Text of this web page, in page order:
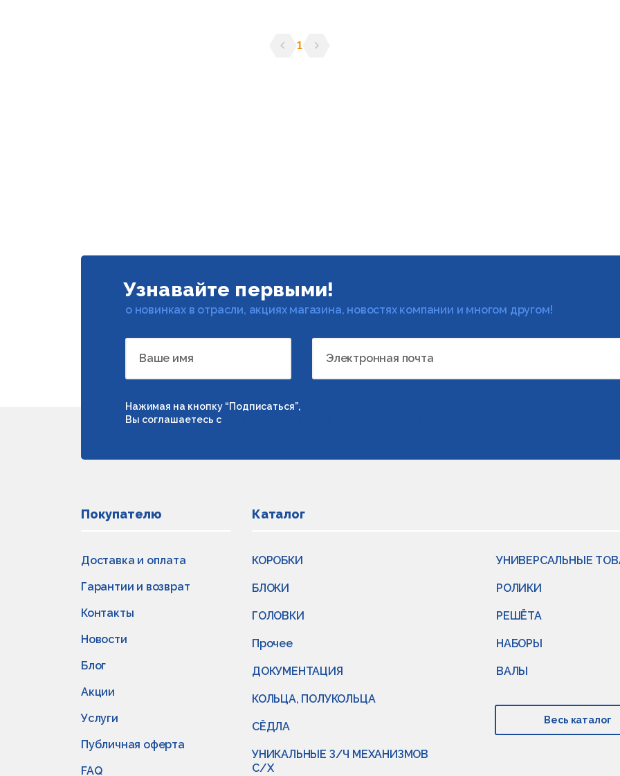
1
Узнавайте первыми!
о новинках в отрасли, акциях магазина, новостях компании и многом другом!
Ваше имя Электронная почта
Нажимая на кнопку “Подписаться”,
Вы соглашаетесь с
Покупателю
Доставка и оплата
Гарантии и возврат
Контакты
Новости
Блог
Акции
Услуги
Публичная оферта
FAQ
Каталог
КОРОБКИ
БЛОКИ
ГОЛОВКИ
Прочее
ДОКУМЕНТАЦИЯ
КОЛЬЦА, ПОЛУКОЛЬЦА
СЁДЛА
УНИКАЛЬНЫЕ З/Ч МЕХАНИЗМОВ
С/Х
УНИВЕРСАЛЬНЫЕ
РОЛИКИ
РЕШЁТА
НАБОРЫ
ВАЛЫ
Весь каталог